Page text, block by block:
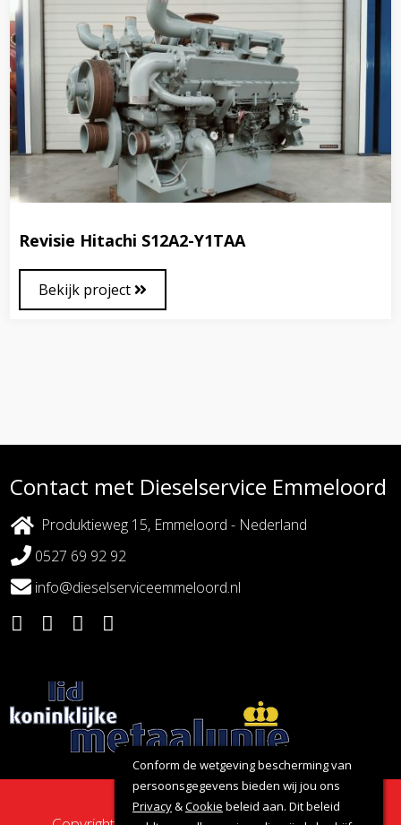
Conform de wetgeving bescherming van
persoonsgegevens bieden wij jou ons
Privacy&Cookie beleid aan. Dit beleid
Revisie Hitachi S12A2-Y1TAA
Bekijk project
Contact met Dieselservice Emmeloord
Produktieweg 15, Emmeloord - Nederland
0527 69 92 92
info@dieselserviceemmeloord.nl